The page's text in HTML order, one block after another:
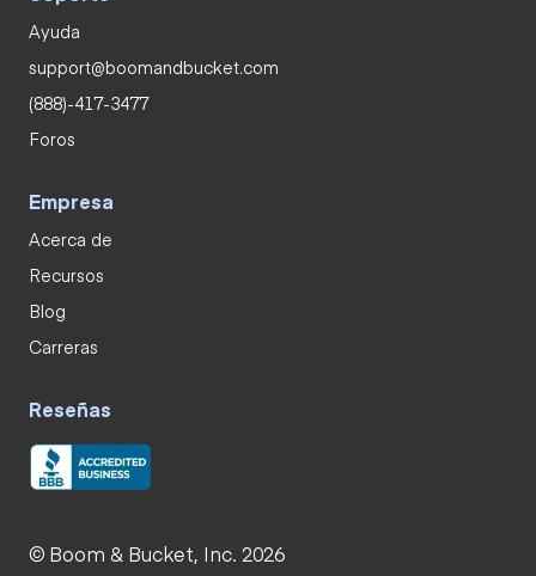
Ayuda
support@boomandbucket.com
(888)-417-3477
Foros
Empresa
Acerca de
Recursos
Blog
Carreras
Reseñas
© Boom & Bucket, Inc. 2026